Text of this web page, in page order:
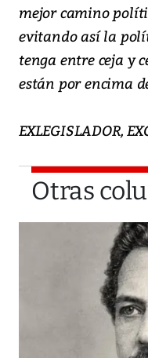
mejor camino
evitando así la
tenga entre ceja y
están por encima
EXLEGISLADOR,
Otras